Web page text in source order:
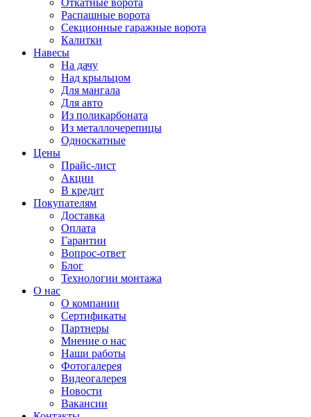
Откатные ворота
Распашные ворота
Секционные гаражные ворота
Калитки
Навесы
На дачу
Над крыльцом
Для мангала
Для авто
Из поликарбоната
Из металлочерепицы
Односкатные
Цены
Прайс-лист
Акции
В кредит
Покупателям
Доставка
Оплата
Гарантии
Вопрос-ответ
Блог
Технологии монтажа
О нас
О компании
Сертификаты
Партнеры
Мнение о нас
Наши работы
Фотогалерея
Видеогалерея
Новости
Вакансии